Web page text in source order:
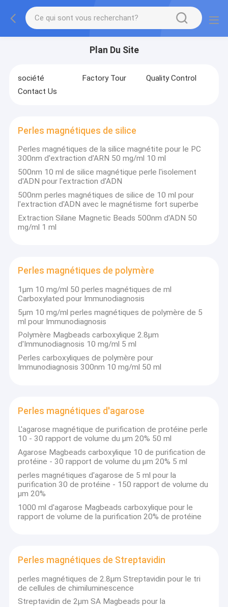
Plan Du Site
société Factory Tour
Quality Control
Contact Us
Perles magnétiques de silice
Perles magnétiques de la silice magnétite pour le PC
300nm d'extraction d'ARN 50 mg/ml 10 ml
500nm 10 ml de silice magnétique perle l'isolement
d'ADN pour l'extraction d'ADN
500nm perles magnétiques de silice de 10 ml pour
l'extraction d'ADN avec le magnétisme fort superbe
Extraction Silane Magnetic Beads 500nm d'ADN 50
mg/ml 1 ml
Perles magnétiques de polymère
1μm 10 mg/ml 50 perles magnétiques de ml
Carboxylated pour Immunodiagnosis
5μm 10 mg/ml perles magnétiques de polymère de 5
ml pour Immunodiagnosis
Polymère Magbeads carboxylique 2.8μm
d'Immunodiagnosis 10 mg/ml 5 ml
Perles carboxyliques de polymère pour
Immunodiagnosis 300nm 10 mg/ml 50 ml
Perles magnétiques d'agarose
L'agarose magnétique de purification de protéine perle
10 - 30 rapport de volume du μm 20% 50 ml
Agarose Magbeads carboxylique 10 de purification de
protéine - 30 rapport de volume du μm 20% 5 ml
perles magnétiques d'agarose de 5 ml pour la
purification 30 de protéine - 150 rapport de volume du
μm 20%
1000 ml d'agarose Magbeads carboxylique pour le
rapport de volume de la purification 20% de protéine
Perles magnétiques de Streptavidin
perles magnétiques de 2.8μm Streptavidin pour le tri
de cellules de chimiluminescence
Streptavidin de 2μm SA Magbeads pour la